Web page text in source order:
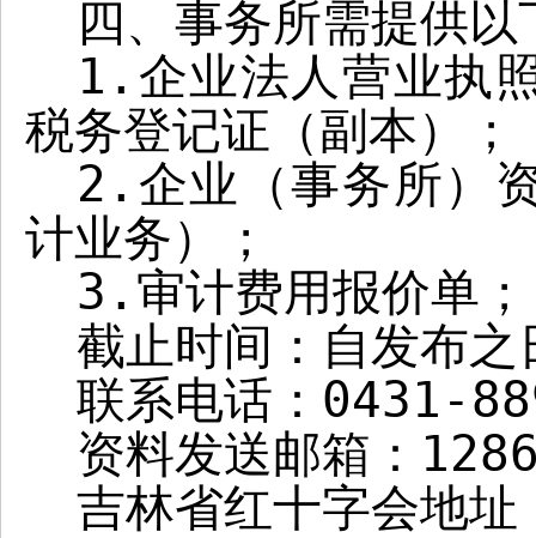
四、事务所需提供以
1. 企业法人营业执
税务登记证（副本）；
2. 企业（事务所）
计业务）；
3. 审计费用报价单；
截止时间：自发布之
联系电话： 0431-
资料发送邮箱：
吉林省红十字会地